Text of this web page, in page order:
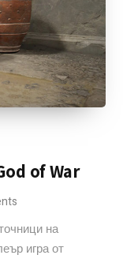
of War
на
игра от